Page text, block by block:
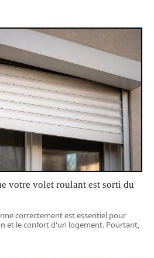
votre volet roulant est sorti du
correctement est essentiel pour
et le confort d'un logement. Pourtant,